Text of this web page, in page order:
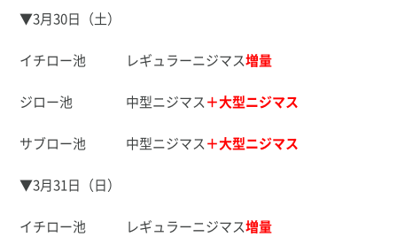
▼3月30日（土）
イチロー池 レギュラーニジマス増量
ジロー池 中型ニジマス ＋大型ニジマス
サブロー池 中型ニジマス ＋大型ニジマス
▼3月31日（日）
イチロー池 レギュラーニジマス増量